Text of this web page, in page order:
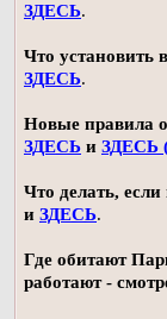
ЗДЕСЬ.
Что установить
ЗДЕСЬ.
Новые правила
ЗДЕСЬ и ЗДЕСЬ
Что делать,
и ЗДЕСЬ.
Где обитают
работают -